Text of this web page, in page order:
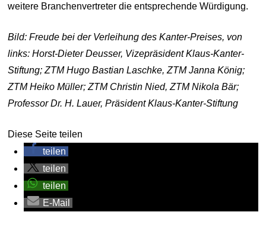
weitere Branchenvertreter die entsprechende Würdigung.
Bild: Freude bei der Verleihung des Kanter-Preises, von
links: Horst-Dieter Deusser, Vizepräsident Klaus-Kanter-
Stiftung; ZTM Hugo Bastian Laschke, ZTM Janna König;
ZTM Heiko Müller; ZTM Christin Nied, ZTM Nikola Bär;
Professor Dr. H. Lauer, Präsident Klaus-Kanter-Stiftung
Diese Seite teilen
teilen
teilen
teilen
E-Mail